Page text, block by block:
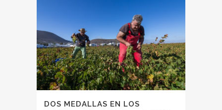
DOS MEDALLAS EN LOS